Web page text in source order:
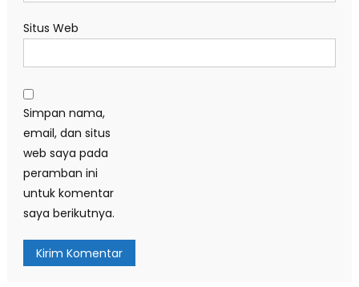
Situs Web
Simpan nama,
email, dan situs
web saya pada
peramban ini
untuk komentar
saya berikutnya.